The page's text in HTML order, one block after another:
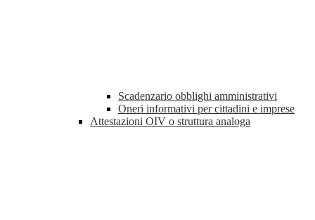
Scadenzario obblighi amministrativi
Oneri informativi per cittadini e imprese
Attestazioni OIV o struttura analoga